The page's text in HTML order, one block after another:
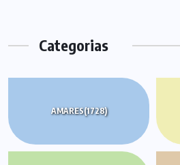
Categorias
AMARES(1728)